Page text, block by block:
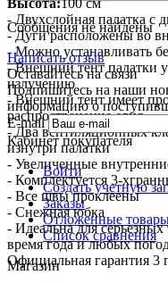
- Двухслойная палатка с
- Дуги расположены во
- Можно устанавливать
- Внешний тент палатки
излучению
- Внешний тент имеет
распространение огня
- Два вентиляционных
изнутри палатки
- Увеличенные
- Комплектуется 3-
- Все швы проклеены
- Снежная юбка
- Идеальна для
время года и любых
Официальная гарантия 3
Сообщения не найдены
Написать отзыв
Оставайтесь на связи
Подпишитесь на наши
информацию о
E-mail
Кабинет покупателя
Войти
Создать учетную
Заказы
Отложенные
Список сравнения
Магазин